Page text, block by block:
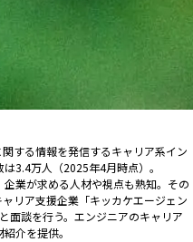
する情報を発信するキャリア系イン
3.4万人（2025年4月時点）。
業が求める人材や視点も熟知。その
リア支援企業「キッカケエージェン
面談を行う。エンジニアのキャリア
介を提供。